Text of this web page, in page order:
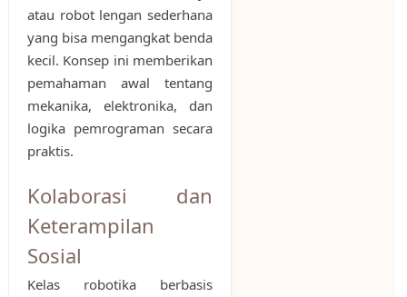
atau robot lengan sederhana
yang bisa mengangkat benda
kecil. Konsep ini memberikan
pemahaman awal tentang
mekanika, elektronika, dan
logika pemrograman secara
praktis.
Kolaborasi dan
Keterampilan
Sosial
Kelas robotika berbasis